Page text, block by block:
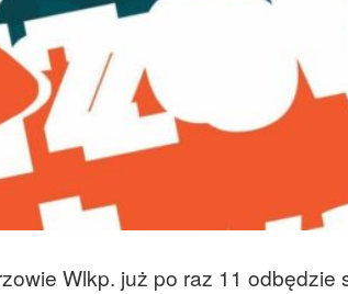
Wlkp. już po raz 11